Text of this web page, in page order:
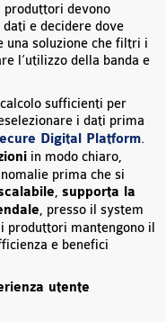
produttori devono
e decidere dove
soluzione che filtri i
l’utilizzo della banda e
sufficienti per
i dati prima
Digital Platform.
in modo chiaro,
prima che si
, supporta la
, presso il system
produttori mantengono il
e benefici
utente